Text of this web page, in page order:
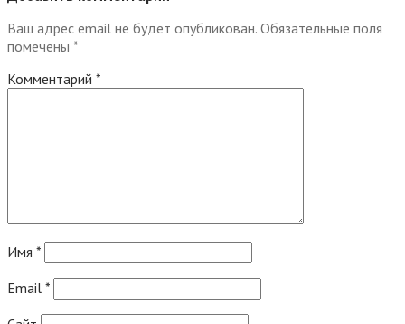
Ваш адрес email не будет опубликован. Обязательные поля
помечены *
Комментарий *
Имя *
Email *